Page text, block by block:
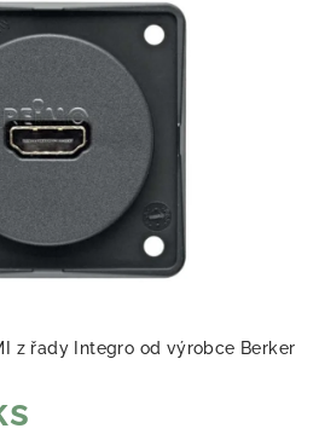
z řady Integro od výrobce Berker